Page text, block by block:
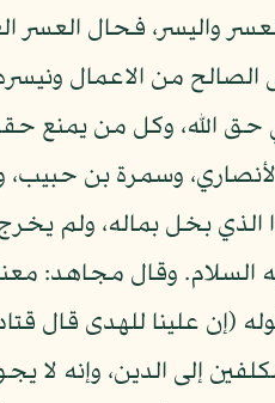
واليسر، فحال العسر
الصالح من الاعمال
الله، وكل من يمنع
وسمرة بن
بخل بماله، ولم
وقال مجاهد:
(إن علينا للهدى قال
إلى الدين، وإنه لا